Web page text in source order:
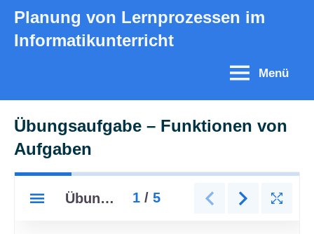
Zum
springen
Planung von Lernprozessen im
Informatikunterricht
Menü
Übungsaufgabe – Funktionen von
Aufgaben